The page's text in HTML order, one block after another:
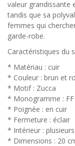
valeur grandissante
tandis que sa
femmes qui
garde-robe.
Caractéristiques du
* Matériau : cuir
* Couleur : brun et
* Motif : Zucca
* Monogramme : FF
* Poignée : en cuir
* Fermeture : éclair
* Intérieur :
* Dimensions : 20